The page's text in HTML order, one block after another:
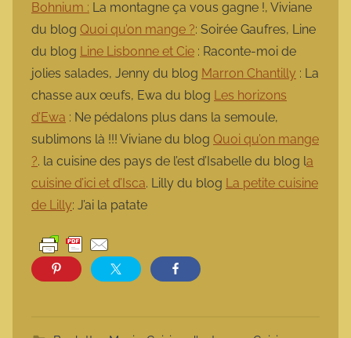
Bohnium : La montagne ça vous gagne !, Viviane
du blog Quoi qu’on mange ?: Soirée Gaufres, Line
du blog Line Lisbonne et Cie : Raconte-moi de
jolies salades, Jenny du blog Marron Chantilly : La
chasse aux œufs, Ewa du blog Les horizons
d’Ewa : Ne pédalons plus dans la semoule,
sublimons là !!! Viviane du blog Quoi qu’on mange
?. la cuisine des pays de l’est d’Isabelle du blog la
cuisine d’ici et d’Isca. Lilly du blog La petite cuisine
de Lilly: J’ai la patate